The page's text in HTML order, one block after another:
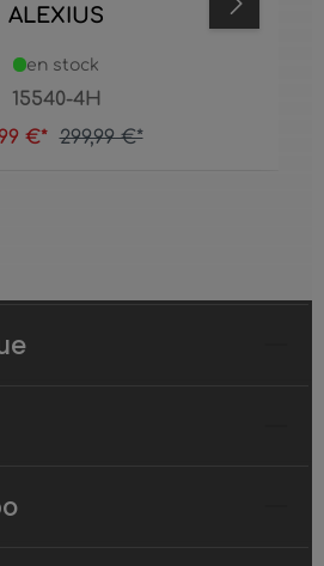
ALEXIUS
15540-4H
en stock
€* 299,99 €*